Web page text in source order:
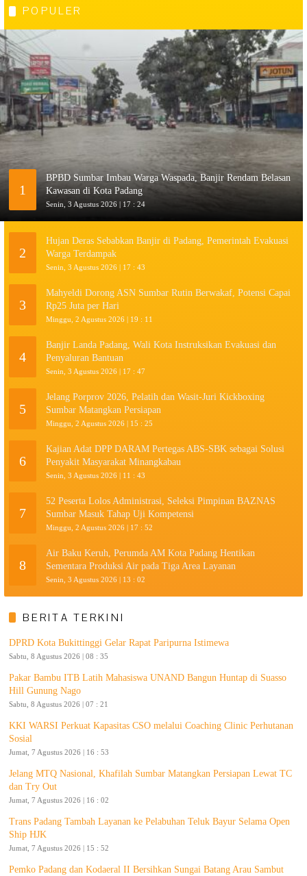
POPULER
1
BPBD Sumbar Imbau Warga Waspada, Banjir Rendam Belasan
Kawasan di Kota Padang
Senin, 3 Agustus 2026 | 17 : 24
2
Hujan Deras Sebabkan Banjir di Padang, Pemerintah Evakuasi
Warga Terdampak
Senin, 3 Agustus 2026 | 17 : 43
3
Mahyeldi Dorong ASN Sumbar Rutin Berwakaf, Potensi Capai
Rp25 Juta per Hari
Minggu, 2 Agustus 2026 | 19 : 11
4
Banjir Landa Padang, Wali Kota Instruksikan Evakuasi dan
Penyaluran Bantuan
Senin, 3 Agustus 2026 | 17 : 47
5
Jelang Porprov 2026, Pelatih dan Wasit-Juri Kickboxing
Sumbar Matangkan Persiapan
Minggu, 2 Agustus 2026 | 15 : 25
6
Kajian Adat DPP DARAM Pertegas ABS-SBK sebagai Solusi
Penyakit Masyarakat Minangkabau
Senin, 3 Agustus 2026 | 11 : 43
7
52 Peserta Lolos Administrasi, Seleksi Pimpinan BAZNAS
Sumbar Masuk Tahap Uji Kompetensi
Minggu, 2 Agustus 2026 | 17 : 52
8
Air Baku Keruh, Perumda AM Kota Padang Hentikan
Sementara Produksi Air pada Tiga Area Layanan
Senin, 3 Agustus 2026 | 13 : 02
BERITA TERKINI
DPRD Kota Bukittinggi Gelar Rapat Paripurna Istimewa
Sabtu, 8 Agustus 2026 | 08 : 35
Pakar Bambu ITB Latih Mahasiswa UNAND Bangun Huntap di Suasso
Hill Gunung Nago
Sabtu, 8 Agustus 2026 | 07 : 21
KKI WARSI Perkuat Kapasitas CSO melalui Coaching Clinic Perhutanan
Sosial
Jumat, 7 Agustus 2026 | 16 : 53
Jelang MTQ Nasional, Khafilah Sumbar Matangkan Persiapan Lewat TC
dan Try Out
Jumat, 7 Agustus 2026 | 16 : 02
Trans Padang Tambah Layanan ke Pelabuhan Teluk Bayur Selama Open
Ship HJK
Jumat, 7 Agustus 2026 | 15 : 52
Pemko Padang dan Kodaeral II Bersihkan Sungai Batang Arau Sambut